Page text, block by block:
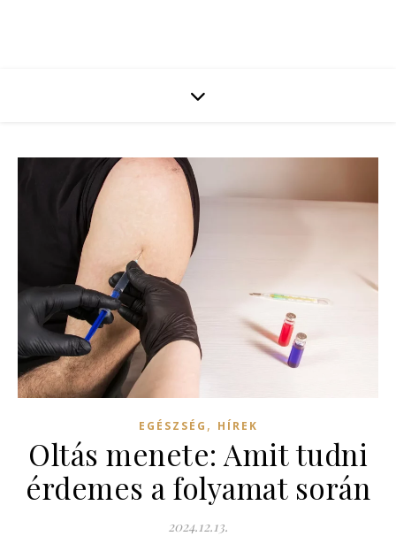
EGÉSZSÉG , HÍREK
Oltás menete: Amit tudni
érdemes a folyamat során
2024.12.13.